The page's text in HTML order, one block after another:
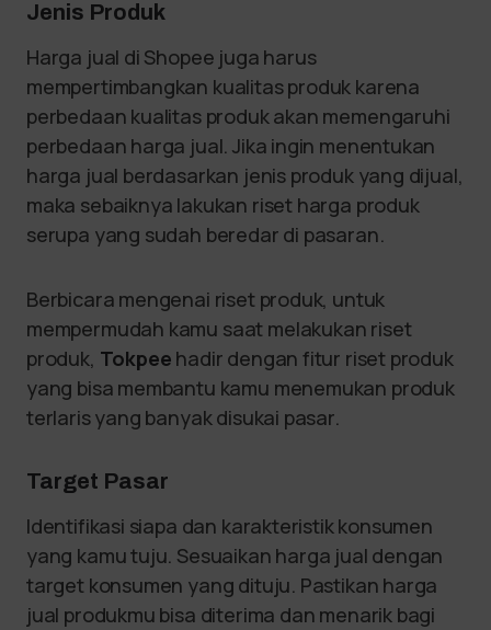
Jenis Produk
Harga jual di Shopee juga harus
mempertimbangkan kualitas produk karena
perbedaan kualitas produk akan memengaruhi
perbedaan harga jual. Jika ingin menentukan
harga jual berdasarkan jenis produk yang dijual,
maka sebaiknya lakukan riset harga produk
serupa yang sudah beredar di pasaran.
Berbicara mengenai riset produk, untuk
mempermudah kamu saat melakukan riset
produk, Tokpee hadir dengan fitur riset produk
yang bisa membantu kamu menemukan produk
terlaris yang banyak disukai pasar.
Target Pasar
Identifikasi siapa dan karakteristik konsumen
yang kamu tuju. Sesuaikan harga jual dengan
target konsumen yang dituju. Pastikan harga
jual produkmu bisa diterima dan menarik bagi